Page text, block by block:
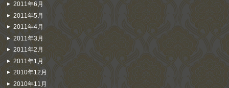
2011年6月
2011年5月
2011年4月
2011年3月
2011年2月
2011年1月
2010年12月
2010年11月